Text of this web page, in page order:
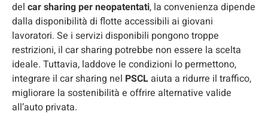
del car sharing per neopatentati, la convenienza dipende
dalla disponibilità di flotte accessibili ai giovani
lavoratori. Se i servizi disponibili pongono troppe
restrizioni, il car sharing potrebbe non essere la scelta
ideale. Tuttavia, laddove le condizioni lo permettono,
integrare il car sharing nel PSCL aiuta a ridurre il traffico,
migliorare la sostenibilità e offrire alternative valide
all’auto privata.